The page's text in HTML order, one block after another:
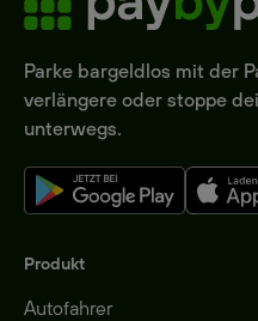
Parke bargeldlos mit der
verlängere oder stoppe
unterwegs.
Produkt
Autofahrer